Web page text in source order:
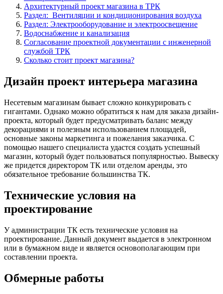
Архитектурный проект магазина в ТРК
Раздел: Вентиляции и кондиционирования воздуха
Раздел: Электрооборудование и электроосвещение
Водоснабжение и канализация
Согласование проектной документации с инженерной
службой ТРК
Сколько стоит проект магазина?
Дизайн проект интерьера магазина
Несетевым магазинам бывает сложно конкурировать с
гигантами. Однако можно обратиться к нам для заказа дизайн-
проекта, который будет предусматривать баланс между
декорациями и полезным использованием площадей,
основные законы маркетинга и пожелания заказчика. С
помощью нашего специалиста удастся создать успешный
магазин, который будет пользоваться популярностью. Вывеску
же придется директором ТК или отделом аренды, это
обязательное требование большинства ТК.
Технические условия на
проектирование
У администрации ТК есть технические условия на
проектирование. Данный документ выдается в электронном
или в бумажном виде и является основополагающим при
составлении проекта.
Обмерные работы